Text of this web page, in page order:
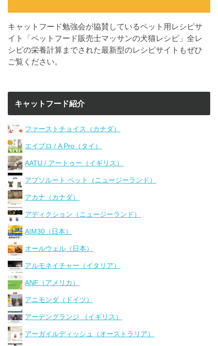
キャットフード勉強会が協賛しているペット用レシピサ
イト「ペットフード販売士マッサンの犬猫レシピ」全レ
シピの栄養計算までされた最新型のレシピサイトもぜひ
ご覧ください。
キャットフード紹介
ファーストチョイス（カナダ）
エイプロ / A Pro（タイ）
AATU / アートゥー（イギリス）
アブソルート ペット（ニュージーランド）
アカナ（カナダ）
アディクション（ニュージーランド）
AIM30（日本）
オールウェル（日本）
アルモネイチャー（イタリア）
ANF（アメリカ）
アニモンダ（ドイツ）
アーデングランジ （イギリス）
アーガイルディッシュ（オーストラリア）